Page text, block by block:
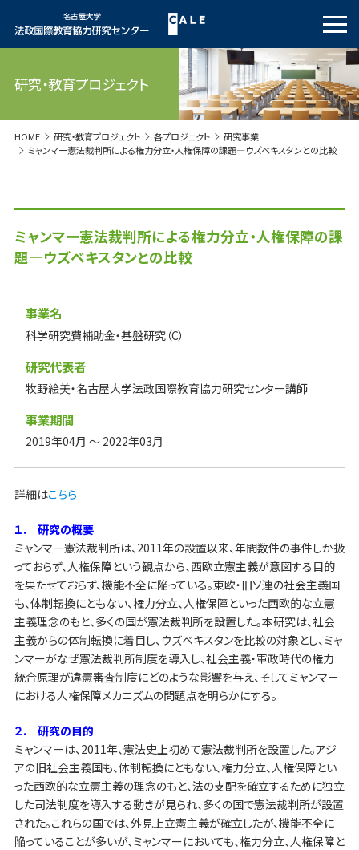
研究・教育プロジェクト
HOME 研究・教育プロジェクト 各プロジェクト
研究事業
ミャンマー憲法裁判所による権力分立・人権保障の課題―ウズベキスタンとの比較
ミャンマー憲法裁判所による権力分立・人権保障の課
題―ウズベキスタンとの比較
事業名
科学研究費補助金・基盤研究（C）
研究代表者
牧野絵美・名古屋大学法政国際教育協力研究センター講師
事業期間
2019年04月 ～ 2022年03月
詳細はこちら
１. 研究の概要
ミャンマー憲法裁判所は、2011年の設置以来、年間数件の事件しか扱
っておらず、人権保障という観点から、西欧立憲主義が意図する目的
を果たせておらず、機能不全に陥っている。東欧・旧ソ連の社会主義国
も、体制転換にともない、権力分立、人権保障といった西欧的な立憲
主義理念のもと、多くの国が憲法裁判所を設置した。本研究は、社会
主義からの体制転換に着目し、ウズベキスタンを比較の対象とし、ミャ
ンマーがなぜ憲法裁判所制度を導入し、社会主義・軍政時代の権力
統合原理が違憲審査制度にどのような影響を与え、そしてミャンマー
における人権保障メカニズムの問題点を明らかにする。
２. 研究の目的
ミャンマーは、2011年、憲法史上初めて憲法裁判所を設置した。アジ
アの旧社会主義国も、体制転換にともない、権力分立、人権保障とい
った西欧的な立憲主義の理念のもと、法の支配を確立するために独立
した司法制度を導入する動きが見られ、多くの国で憲法裁判所が設置
された。これらの国では、外見上立憲主義が確立したが、機能不全に
陥っていることが多いが、ミャンマーにおいても、権力分立、人権保障と